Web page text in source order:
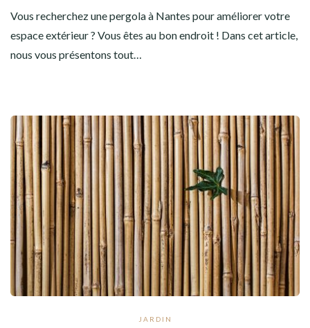
Vous recherchez une pergola à Nantes pour améliorer votre
espace extérieur ? Vous êtes au bon endroit ! Dans cet article,
nous vous présentons tout…
JARDIN